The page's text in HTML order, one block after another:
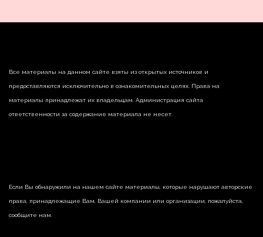
Все материалы на данном сайте взяты из открытых источников и
предоставляются исключительно в ознакомительных целях. Права на
материалы принадлежат их владельцам. Администрация сайта
ответственности за содержание материала не несет.
Если Вы обнаружили на нашем сайте материалы, которые нарушают авторские
права, принадлежащие Вам, Вашей компании или организации, пожалуйста,
сообщите нам.